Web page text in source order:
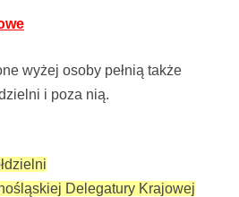
wyżej osoby pełnią także
i poza nią.
Delegatury Krajowej